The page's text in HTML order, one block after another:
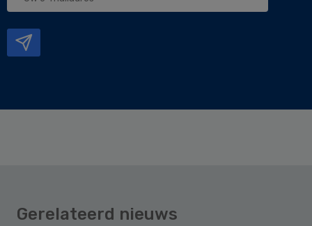
Gerelateerd nieuws